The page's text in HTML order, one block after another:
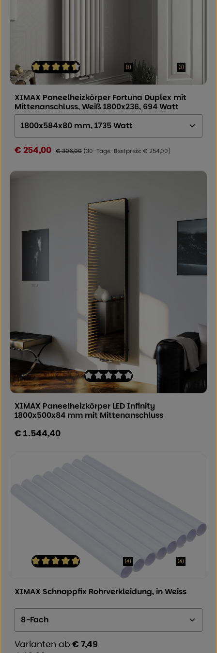
Durchschnittliche Bewertung von 4.5 von 5 Sternen
(1) (1)
XIMAX Paneelheizkörper Fortuna Duplex mit
Mittenanschluss, Weiß 1800x236, 694 Watt
Größe (Höhe x Breite x Tiefe):
Verkaufspreis:
€ 254,00 Regulärer Preis:
€ 306,00 (30-Tage-Bestpreis: € 254,00)
Durchschnittliche Bewertung von 0
XIMAX Paneelheizkörper LED Infinity
1800x500x84 mm mit Mittenanschluss
Regulärer Preis:
€ 1.544,40
Durchschnittliche Bewertung von 5 von 5 Sternen
(4) (4)
XIMAX Schnappfix Rohrverkleidung, in Weiss
Varianten ab € 7,49